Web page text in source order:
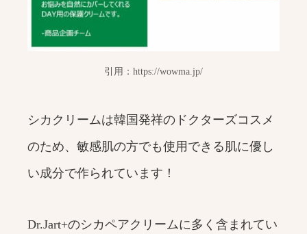
引用：https://wowma.jp/
シカクリームは韓国発祥のドクターズコスメ
のため、敏感肌の方でも使用できる肌に優し
い成分で作られています！
Dr.Jart+のシカペアクリームに多く含まれてい